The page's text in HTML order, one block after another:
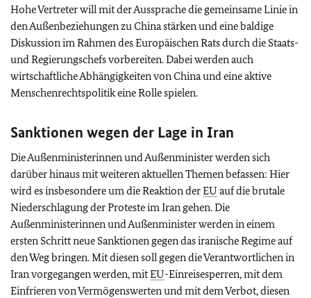
Hohe Vertreter will mit der Aussprache die gemeinsame Linie in
den Außenbeziehungen zu China stärken und eine baldige
Diskussion im Rahmen des Europäischen Rats durch die Staats-
und Regierungschefs vorbereiten. Dabei werden auch
wirtschaftliche Abhängigkeiten von China und eine aktive
Menschenrechtspolitik eine Rolle spielen.
Sanktionen wegen der Lage in Iran
Die Außenministerinnen und Außenminister werden sich
darüber hinaus mit weiteren aktuellen Themen befassen: Hier
wird es insbesondere um die Reaktion derEU auf die brutale
Niederschlagung der Proteste im Iran gehen. Die
Außenministerinnen und Außenminister werden in einem
ersten Schritt neue Sanktionen gegen das iranische Regime auf
den Weg bringen. Mit diesen soll gegen die Verantwortlichen in
Iran vorgegangen werden, mitEU-Einreisesperren, mit dem
Einfrieren von Vermögenswerten und mit dem Verbot, diesen